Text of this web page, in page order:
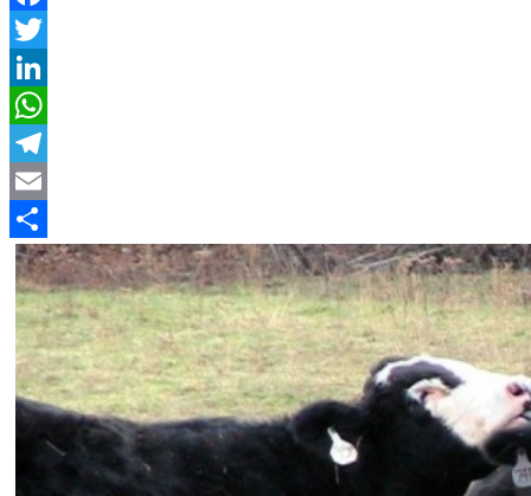
Facebook
Twitter
LinkedIn
WhatsApp
Telegram
Email
Compartir